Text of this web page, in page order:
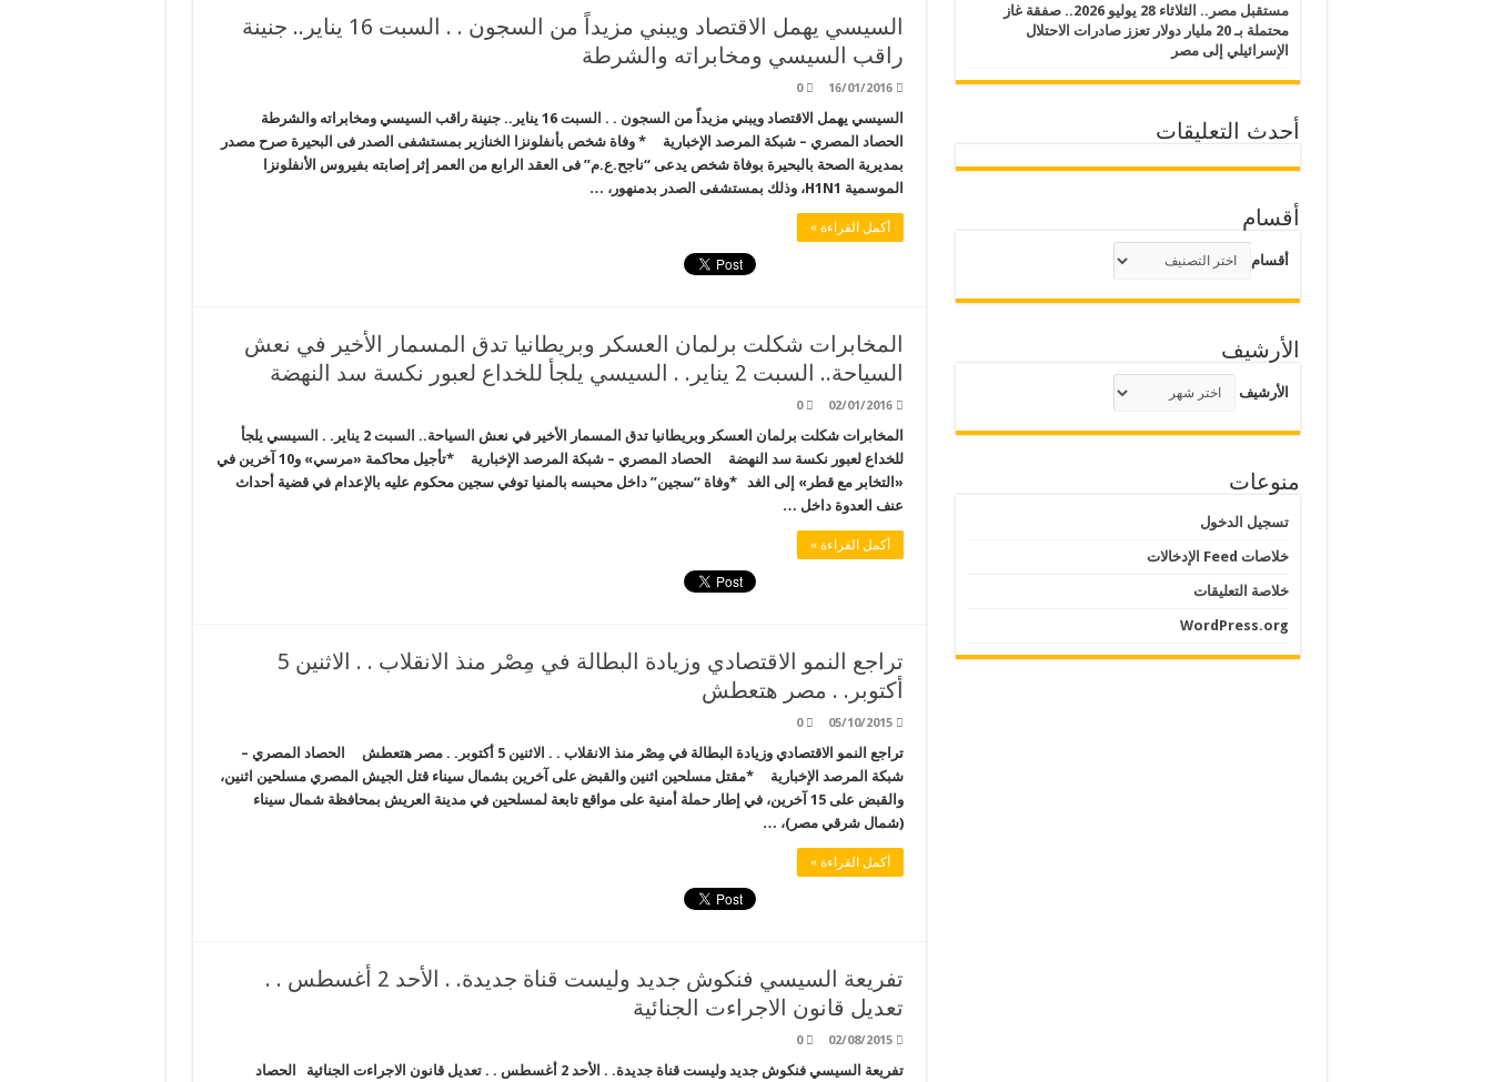
السيسي يهمل الاقتصاد ويبني مزيداً من السجون . . السبت 16 يناير.. جنينة
راقب السيسي ومخابراته والشرطة
16/01/2016
0
السيسي يهمل الاقتصاد ويبني مزيداً من السجون . . السبت 16 يناير.. جنينة راقب السيسي ومخابراته والشرطة
الحصاد المصري – شبكة المرصد الإخبارية * وفاة شخص بأنفلونزا الخنازير بمستشفى الصدر فى البحيرة صرح مصدر
بمديرية الصحة بالبحيرة بوفاة شخص يدعى “ناجح.ع.م” فى العقد الرابع من العمر إثر إصابته بفيروس الأنفلونزا
الموسمية H1N1، وذلك بمستشفى الصدر بدمنهور، …
أكمل القراءة »
المخابرات شكلت برلمان العسكر وبريطانيا تدق المسمار الأخير في نعش
السياحة.. السبت 2 يناير. . السيسي يلجأ للخداع لعبور نكسة سد النهضة
02/01/2016
0
المخابرات شكلت برلمان العسكر وبريطانيا تدق المسمار الأخير في نعش السياحة.. السبت 2 يناير. . السيسي يلجأ
للخداع لعبور نكسة سد النهضة الحصاد المصري – شبكة المرصد الإخبارية *تأجيل محاكمة «مرسي» و10 آخرين في
«التخابر مع قطر» إلى الغد *وفاة “سجين” داخل محبسه بالمنيا توفي سجين محكوم عليه بالإعدام في قضية أحداث
عنف العدوة داخل …
أكمل القراءة »
تراجع النمو الاقتصادي وزيادة البطالة في مِصْر منذ الانقلاب . . الاثنين 5
أكتوبر. . مصر هتعطش
05/10/2015
0
تراجع النمو الاقتصادي وزيادة البطالة في مِصْر منذ الانقلاب . . الاثنين 5 أكتوبر. . مصر هتعطش الحصاد المصري –
شبكة المرصد الإخبارية *مقتل مسلحين اثنين والقبض على آخرين بشمال سيناء قتل الجيش المصري مسلحين اثنين،
والقبض على 15 آخرين، في إطار حملة أمنية على مواقع تابعة لمسلحين في مدينة العريش بمحافظة شمال سيناء
(شمال شرقي مصر)، …
أكمل القراءة »
تفريعة السيسي فنكوش جديد وليست قناة جديدة. . الأحد 2 أغسطس . .
تعديل قانون الاجراءت الجنائية
02/08/2015
0
تفريعة السيسي فنكوش جديد وليست قناة جديدة. . الأحد 2 أغسطس . . تعديل قانون الاجراءت الجنائية الحصاد
مستقبل مصر.. الثلاثاء 28 يوليو 2026.. صفقة غاز
محتملة بـ 20 مليار دولار تعزز صادرات الاحتلال
الإسرائيلي إلى مصر
أحدث التعليقات
أقسام
أقسام
الأرشيف
الأرشيف
منوعات
تسجيل الدخول
خلاصات Feed الإدخالات
خلاصة التعليقات
WordPress.org